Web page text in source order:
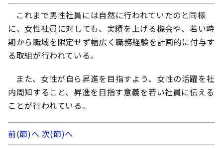
これまで男性社員には自然に行われていたのと同様
に、女性社員に対しても、実績を上げる機会や、若い時
期から職域を限定せず幅広く職務経験を計画的に付与す
る取組が行われている。
また、女性が自ら昇進を目指すよう、女性の活躍を社
内周知すること、昇進を目指す意義を若い社員に伝える
ことが行われている。
前(節)へ 次(節)へ